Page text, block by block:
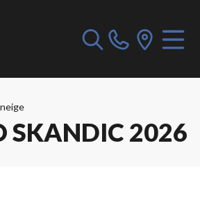
SKANDIC 2026